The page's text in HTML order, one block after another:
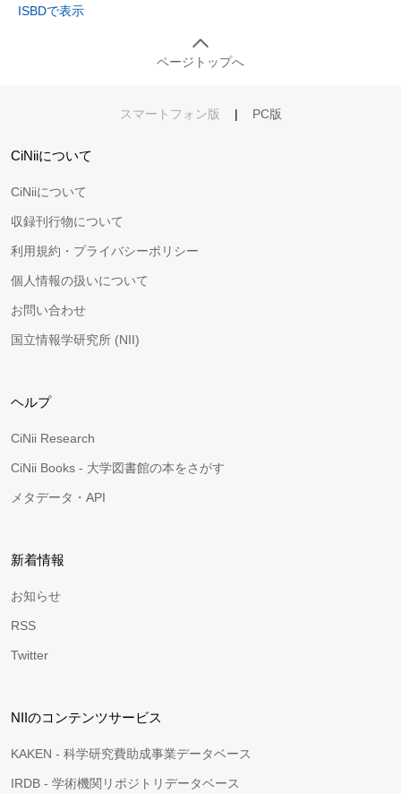
ISBDで表示
ページトップへ
スマートフォン版 | PC版
CiNiiについて
CiNiiについて
収録刊行物について
利用規約・プライバシーポリシー
個人情報の扱いについて
お問い合わせ
国立情報学研究所 (NII)
ヘルプ
CiNii Research
CiNii Books - 大学図書館の本をさがす
メタデータ・API
新着情報
お知らせ
RSS
Twitter
NIIのコンテンツサービス
KAKEN - 科学研究費助成事業データベース
IRDB - 学術機関リポジトリデータベース